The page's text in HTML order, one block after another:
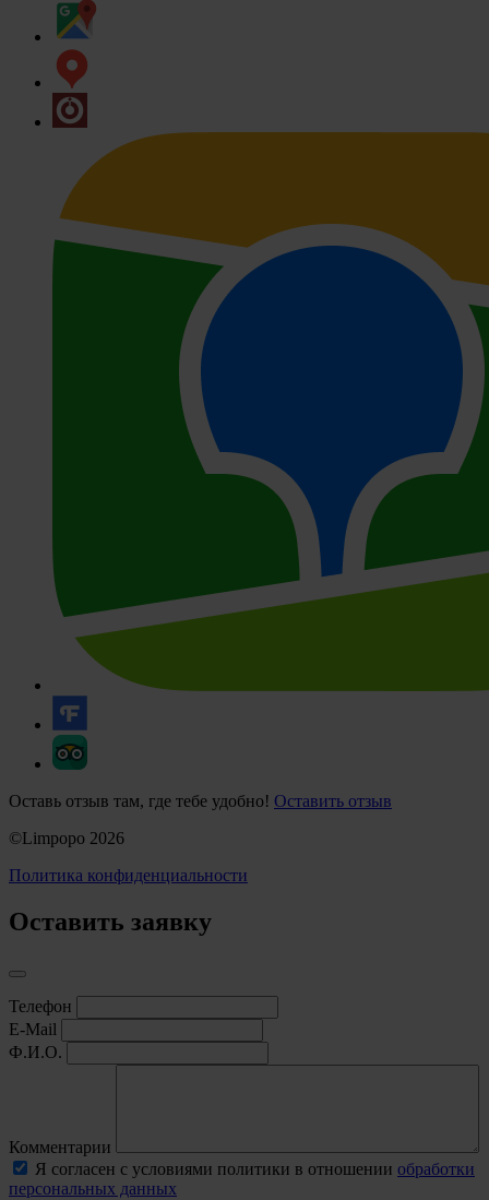
Оставь отзыв там, где тебе удобно! Оставить отзыв
©Limpopo 2026
Политика конфиденциальности
Оставить заявку
Телефон
E-Mail
Ф.И.О.
Комментарии
Я согласен с условиями политики в отношении обработки
персональных данных